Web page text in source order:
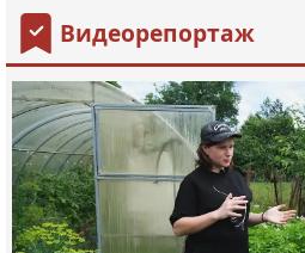
Видеорепортаж